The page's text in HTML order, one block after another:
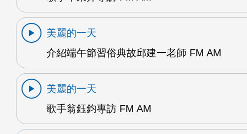
美麗的一天
介紹端午節習俗典故邱建一老師 FM AM
美麗的一天
歌手翁鈺鈞專訪 FM AM